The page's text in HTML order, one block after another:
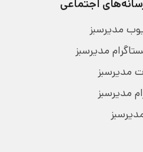
اجتماعی
مدیرسبز
مدیرسبز
مدیرسبز
مدیرسبز